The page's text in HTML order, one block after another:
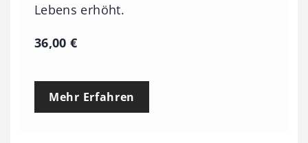
Lebens erhöht.
36,00€
Mehr Erfahren